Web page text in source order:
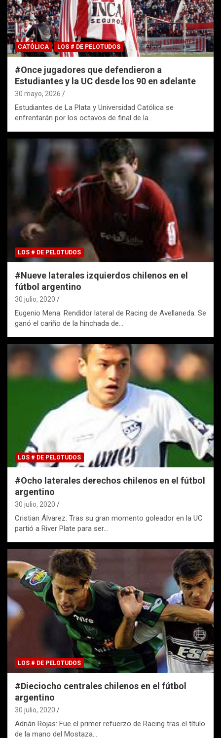
CATÓLICA LOS # DE PELOTUDOS
#Once jugadores que defendieron a
Estudiantes y la UC desde los 90 en adelante
30 mayo, 2026
Estudiantes de La Plata y Universidad Católica se
enfrentarán por los octavos de final de la…
LOS # DE PELOTUDOS
#Nueve laterales izquierdos chilenos en el
fútbol argentino
30 julio, 2020
Eugenio Mena: Rendidor lateral de Racing de Avellaneda. Se
ganó el cariño de la hinchada de…
LOS # DE PELOTUDOS
#Ocho laterales derechos chilenos en el fútbol
argentino
30 julio, 2020
Cristian Álvarez: Tras su gran momento goleador en la UC
partió a River Plate para ser…
LOS # DE PELOTUDOS
#Dieciocho centrales chilenos en el fútbol
argentino
30 julio, 2020
Adrián Rojas: Fue el primer refuerzo de Racing tras el título
de la mano del Mostaza…